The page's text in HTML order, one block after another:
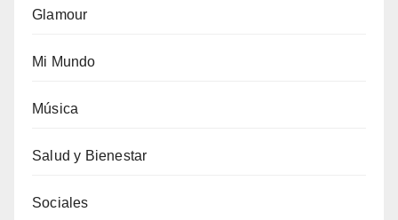
Glamour
Mi Mundo
Música
Salud y Bienestar
Sociales